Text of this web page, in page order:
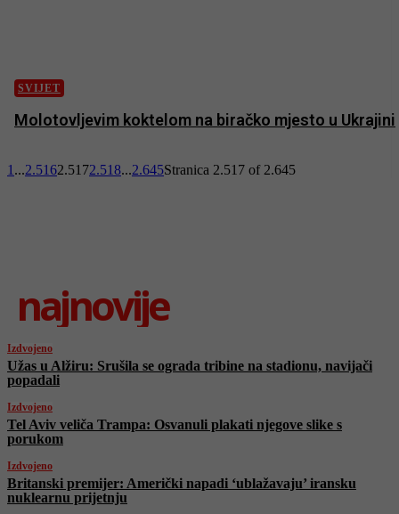
SVIJET
Molotovljevim koktelom na biračko mjesto u Ukrajini
1 ...2.5162.5172.518...2.645Stranica 2.517 of 2.645
najnovije
Izdvojeno
Užas u Alžiru: Srušila se ograda tribine na stadionu, navijači
popadali
Izdvojeno
Tel Aviv veliča Trampa: Osvanuli plakati njegove slike s
porukom
Izdvojeno
Britanski premijer: Američki napadi ‘ublažavaju’ iransku
nuklearnu prijetnju